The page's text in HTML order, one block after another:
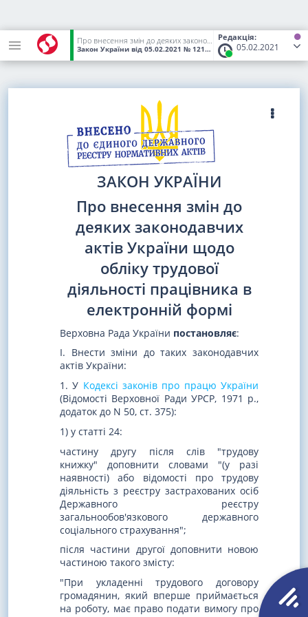
Редакція:
05.02.2021
Про внесення змін до деяких законодавчих актів України щодо обліку трудової діяльності працівника в електронній формі
Закон України від 05.02.2021 № 1217-IX (Статус:Чинний)
ЗАКОН УКРАЇНИ
Про внесення змін до
деяких законодавчих
актів України щодо
обліку трудової
діяльності працівника в
електронній формі
Верховна Рада України постановляє:
I. Внести зміни до таких законодавчих
актів України:
1. У Кодексі законів про працю України
(Відомості Верховної Ради УРСР, 1971 р.,
додаток до N 50, ст. 375):
1) у статті 24:
частину другу після слів "трудову
книжку" доповнити словами "(у разі
наявності) або відомості про трудову
діяльність з реєстру застрахованих осіб
Державного реєстру
загальнообов'язкового державного
соціального страхування";
після частини другої доповнити новою
частиною такого змісту:
"При укладенні трудового договору
громадянин, який вперше приймається
на роботу, має право подати вимогу про